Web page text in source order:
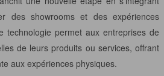
des showrooms et des expériences
technologie permet aux entreprises de
de leurs produits ou services, offrant
aux expériences physiques.